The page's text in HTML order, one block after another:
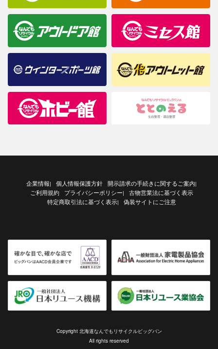
企業情報| 個人情報保護方針 開示請求の手続きに関するご案内|
ご利用規約 プライバシーポリシー|
古物営業法に基づく表示
特定商取引法に基づく表示| 偽装サイトにご注意
Copyright 北海道なんでもリサイクルビッグバン
All rights reserved